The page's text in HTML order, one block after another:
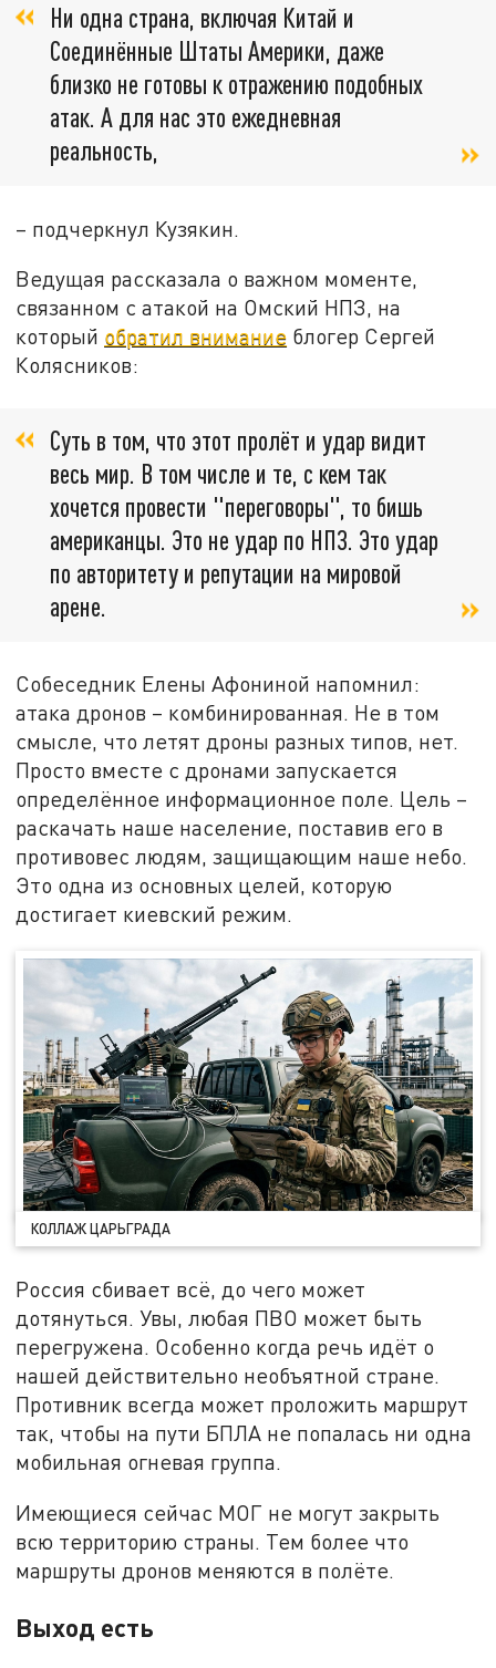
Ни одна страна, включая Китай и
Соединённые Штаты Америки, даже
близко не готовы к отражению подобных
атак. А для нас это ежедневная
реальность,
– подчеркнул Кузякин.
Ведущая рассказала о важном моменте,
связанном с атакой на Омский НПЗ, на
который обратил внимание блогер Сергей
Колясников:
Суть в том, что этот пролёт и удар видит
весь мир. В том числе и те, с кем так
хочется провести "переговоры", то бишь
американцы. Это не удар по НПЗ. Это удар
по авторитету и репутации на мировой
арене.
Собеседник Елены Афониной напомнил:
атака дронов – комбинированная. Не в том
смысле, что летят дроны разных типов, нет.
Просто вместе с дронами запускается
определённое информационное поле. Цель –
раскачать наше население, поставив его в
противовес людям, защищающим наше небо.
Это одна из основных целей, которую
достигает киевский режим.
КОЛЛАЖ ЦАРЬГРАДА
Россия сбивает всё, до чего может
дотянуться. Увы, любая ПВО может быть
перегружена. Особенно когда речь идёт о
нашей действительно необъятной стране.
Противник всегда может проложить маршрут
так, чтобы на пути БПЛА не попалась ни одна
мобильная огневая группа.
Имеющиеся сейчас МОГ не могут закрыть
всю территорию страны. Тем более что
маршруты дронов меняются в полёте.
Выход есть